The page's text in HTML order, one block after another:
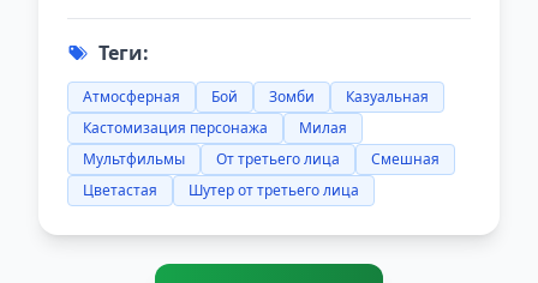
Теги:
Атмосферная Бой Зомби
Казуальная
Кастомизация персонажа
Милая
Мультфильмы
От третьего лица
Смешная
Цветастая
Шутер от третьего лица